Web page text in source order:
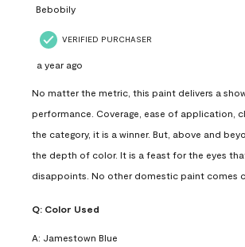
Bebobily
VERIFIED PURCHASER
a year ago
No matter the metric, this paint delivers a
performance. Coverage, ease of application,
the category, it is a winner. But, above and
the depth of color. It is a feast for the eyes
disappoints. No other domestic paint comes
Q: Color Used
A: Jamestown Blue